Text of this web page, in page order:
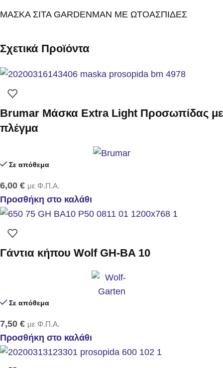
ΜΑΣΚΑ ΣΙΤΑ GARDENMAN ΜΕ ΩΤΟΑΣΠΙΔΕΣ
Σχετικά Προϊόντα
Brumar Μάσκα Extra Light Προσωπίδας με
πλέγμα
Σε απόθεμα
6,00 € με Φ.Π.Α.
Προσθήκη στο καλάθι
Γάντια κήπου Wolf GH-BA 10
Σε απόθεμα
7,50 € με Φ.Π.Α.
Προσθήκη στο καλάθι